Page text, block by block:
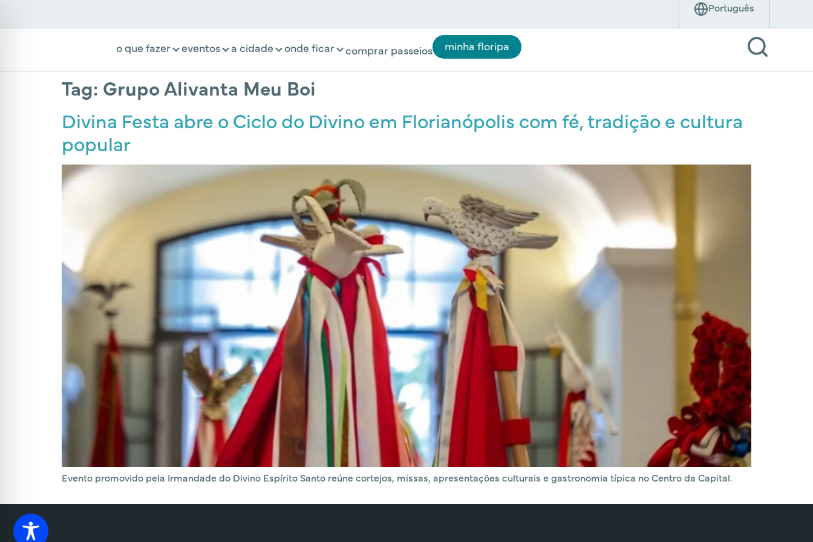
o que fazer eventos a cidade onde ficar comprar passeios minha floripa
Tag: Grupo Alivanta Meu Boi
Divina Festa abre o Ciclo do Divino em Florianópolis com fé, tradição e cultura
popular
Evento promovido pela Irmandade do Divino Espírito Santo reúne cortejos, missas, apresentações culturais e gastronomia típica no Centro da Capital.